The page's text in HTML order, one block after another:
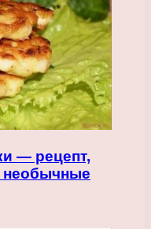
— рецепт,
необычные